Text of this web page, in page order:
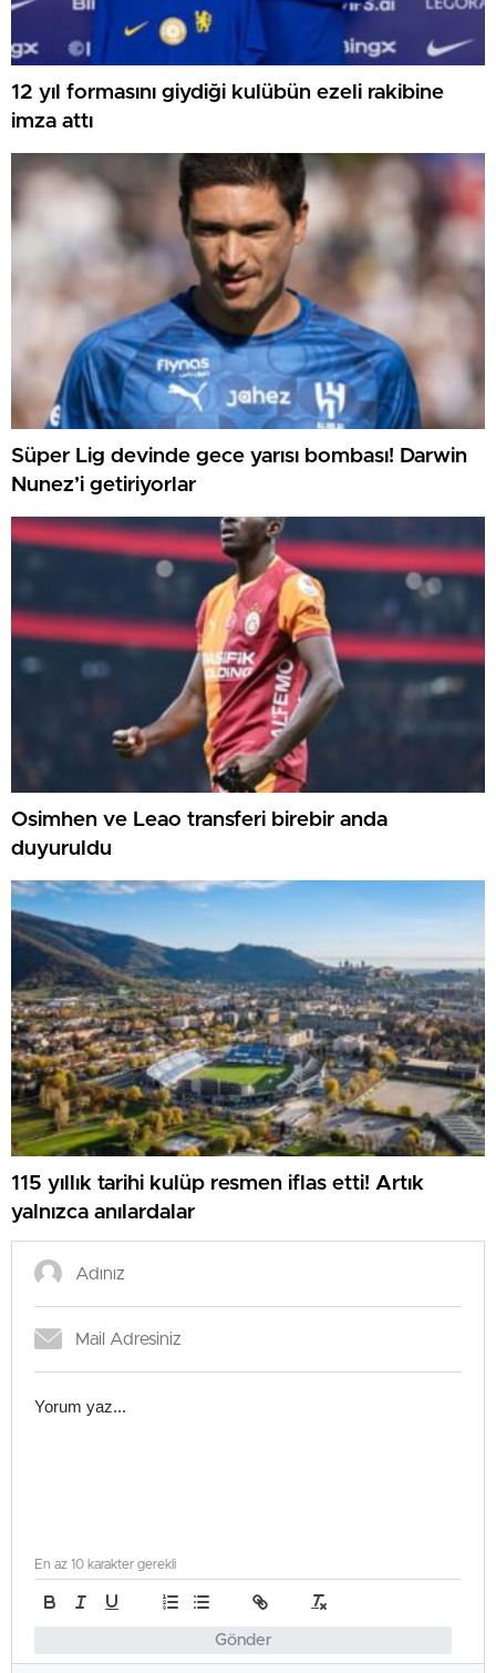
12 yıl formasını giydiği kulübün ezeli rakibine
imza attı
Süper Lig devinde gece yarısı bombası! Darwin
Nunez’i getiriyorlar
Osimhen ve Leao transferi birebir anda
duyuruldu
115 yıllık tarihi kulüp resmen iflas etti! Artık
yalnızca anılardalar
Gönder
En az 10 karakter gerekli